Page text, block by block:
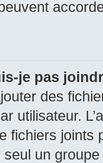
je pas
des
utilisateur.
fichiers
un